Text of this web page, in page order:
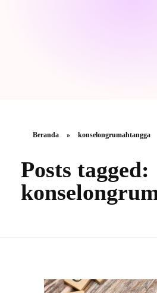
Beranda » konselongrumahtangga
Posts tagged: